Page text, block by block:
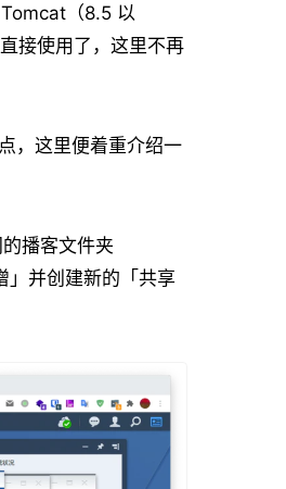
（8.5 以
接使用了，这里不再
，这里便着重介绍一
播客文件夹
」并创建新的「共享